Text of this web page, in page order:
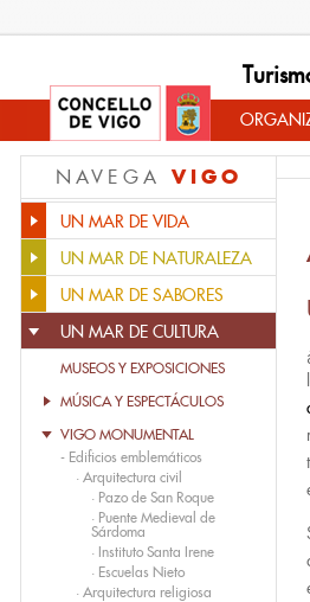
NAVEGA VIGO
UN MAR DE VIDA
UN MAR DE NATURALEZA
UN MAR DE SABORES
UN MAR DE CULTURA
MUSEOS Y EXPOSICIONES
MÚSICA Y ESPECTÁCULOS
VIGO MONUMENTAL
- Edificios emblemáticos
· Arquitectura civil
· Pazo de San Roque
· Puente Medieval de
Sárdoma
· Instituto Santa Irene
· Escuelas Nieto
· Arquitectura religiosa